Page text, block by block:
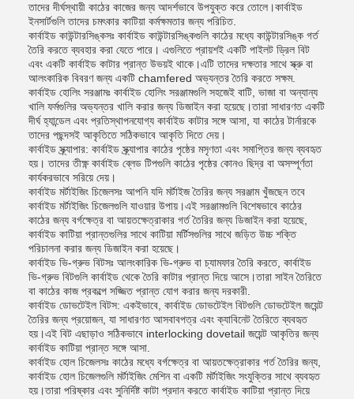
তাদের দীর্ঘস্থায়ী কাঠের কাজের জন্য আদর্শভাবে উপযুক্ত করে তোলে।কার্বাইড
ইনসার্টগুলি তাদের চমৎকার কাটিয়া কর্মক্ষমতার জন্য পরিচিত.
কার্বাইড কাউন্টারসিঙ্কসঃ কার্বাইড কাউন্টারসিঙ্কগুলি কাঠের মধ্যে কাউন্টারসিঙ্ক গর্ত
তৈরি করতে ব্যবহার করা যেতে পারে। এগুলিতে প্রায়শই একটি পাইলট ড্রিল বিট
এবং একটি কার্বাইড কাটার প্রান্ত উভয়ই থাকে।এটি তাদের দক্ষতার সাথে স্ক্রু বা
আলংকারিক বিবরণ জন্য একটি chamfered অভ্যন্তর তৈরি করতে সক্ষম.
কার্বাইড হোলিং সরঞ্জামঃ কার্বাইড হোলিং সরঞ্জামগুলি সহজেই বাটি, ভাজা বা অন্যান্য
খালি ফর্মগুলির অভ্যন্তর খালি করার জন্য ডিজাইন করা হয়েছে।তারা সাধারণত একটি
দীর্ঘ হ্যান্ডেল এবং প্রতিস্থাপনযোগ্য কার্বাইড কাটার সঙ্গে আসা, যা কাঠের টার্নারকে
তাদের পছন্দসই আকৃতিতে সঠিকভাবে আকৃতি দিতে দেয়।
কার্বাইড স্ক্র্যাপার: কার্বাইড স্ক্র্যাপার কাঠের পৃষ্ঠের মসৃণতা এবং সমাপ্তির জন্য ব্যবহৃত
হয়। তাদের তীক্ষ্ণ কার্বাইড ব্লেড টিপগুলি কাঠের পৃষ্ঠের কোনও ছিদ্র বা অসম্পূর্ণতা
কার্যকরভাবে সরিয়ে দেয়।
কার্বাইড মর্টাইজিং চিজেলসঃ আপনি যদি মর্টাইজ তৈরির জন্য সরঞ্জাম খুঁজছেন তবে
কার্বাইড মর্টাইজিং চিজেলগুলি যাওয়ার উপায়।এই সরঞ্জামগুলি বিশেষভাবে কাঠের
কাঠের জন্য বর্গক্ষেত্র বা আয়তক্ষেত্রাকার গর্ত তৈরির জন্য ডিজাইন করা হয়েছে,
কার্বাইড কাটিয়া প্রান্তগুলির সাথে কাটিয়া মর্টিসগুলির সাথে জড়িত উচ্চ শক্তি
পরিচালনা করার জন্য ডিজাইন করা হয়েছে।
কার্বাইড ভি-গ্রুভ বিটসঃ আলংকারিক ভি-গ্রুভ বা চ্যামফার তৈরি করতে, কার্বাইড
ভি-গ্রুভ বিটগুলি কার্বাইড থেকে তৈরি কাটার প্রান্ত দিয়ে আসে।তারা সাইন তৈরিতে
বা কাঠের কাজ প্রকল্পে সজ্জিত প্রান্ত যোগ করার জন্য দরকারী.
কার্বাইড ডোভটেইল বিটস: একইভাবে, কার্বাইড ডোভটেইল বিটগুলি ডোভটেইল জয়েন্ট
তৈরির জন্য প্রয়োজন, যা সাধারণত আসবাবপত্র এবং ক্যাবিনেট তৈরিতে ব্যবহৃত
হয়।এই বিট এছাড়াও সঠিকভাবে interlocking dovetail জয়েন্ট আকৃতির জন্য
কার্বাইড কাটিয়া প্রান্ত সঙ্গে আসা.
কার্বাইড হোল চিজেলসঃ কাঠের মধ্যে বর্গক্ষেত্র বা আয়তক্ষেত্রাকার গর্ত তৈরির জন্য,
কার্বাইড হোল চিজেলগুলি মর্টাইজিং মেশিন বা একটি মর্টাইজিং সংযুক্তির সাথে ব্যবহৃত
হয়।তারা পরিষ্কার এবং সুনির্দিষ্ট কাটা প্রদান করতে কার্বাইড কাটিয়া প্রান্ত দিয়ে